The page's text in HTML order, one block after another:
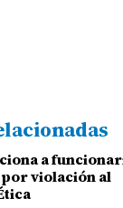
a
por violación al